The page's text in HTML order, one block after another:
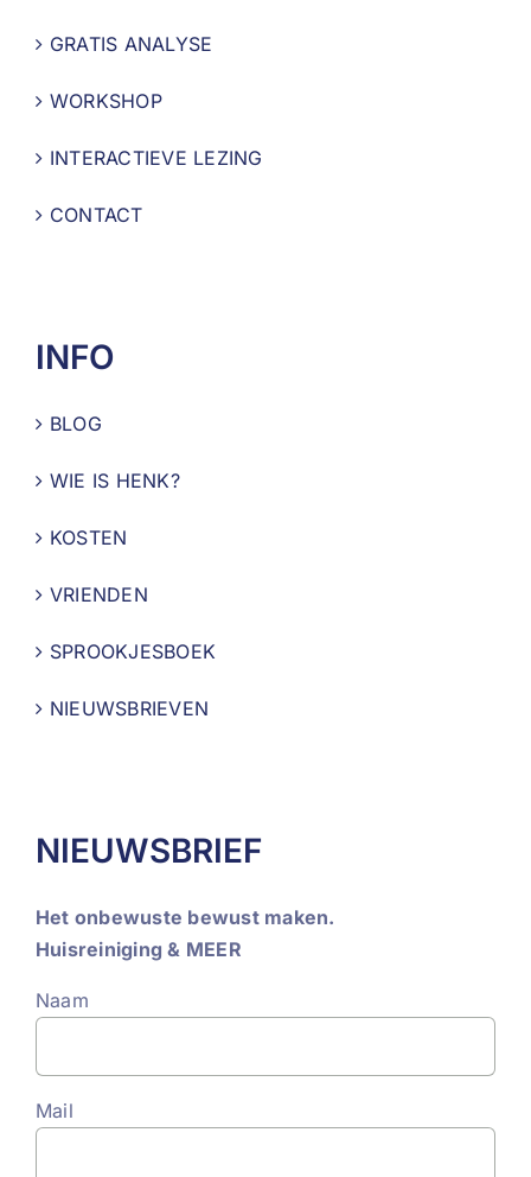
GRATIS ANALYSE
WORKSHOP
INTERACTIEVE LEZING
CONTACT
INFO
BLOG
WIE IS HENK?
KOSTEN
VRIENDEN
SPROOKJESBOEK
NIEUWSBRIEVEN
NIEUWSBRIEF
Het onbewuste bewust maken.
Huisreiniging & MEER
Naam
Mail